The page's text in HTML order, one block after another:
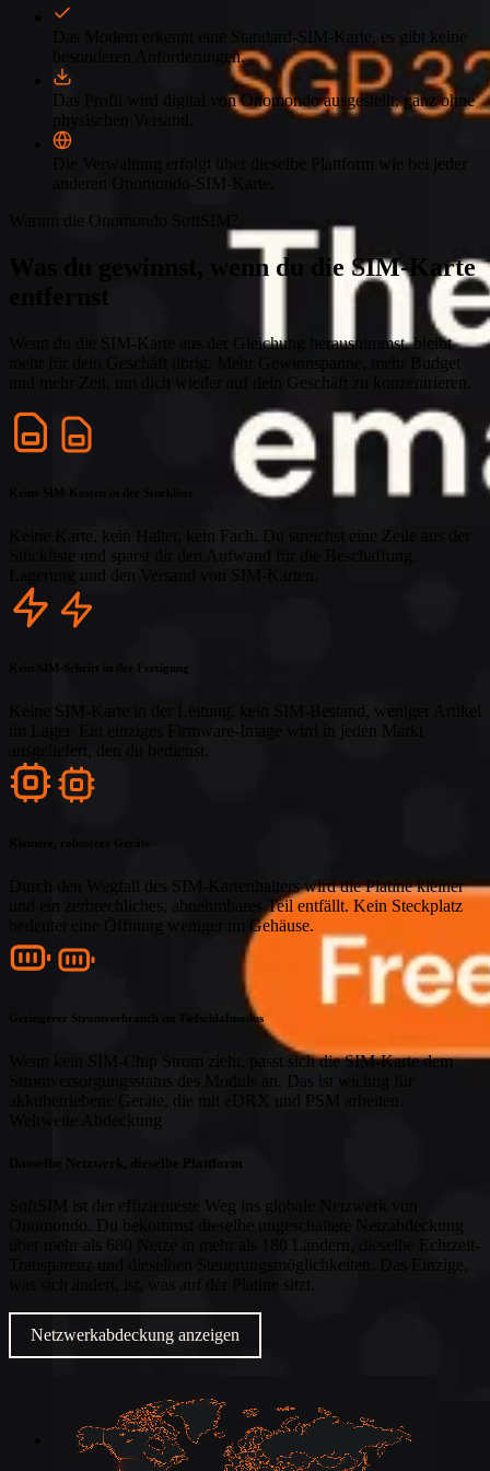
Branchen
Das Modem erkennt eine Standard-SIM-Karte, es gibt keine
besonderen Anforderungen.
Das Profil wird digital von Onomondo ausgestellt, ganz ohne
physischen Versand.
Die Verwaltung erfolgt über dieselbe Plattform wie bei jeder
anderen Onomondo-SIM-Karte.
Warum die Onomondo SoftSIM?
Was du gewinnst, wenn du die SIM-Karte
entfernst
Wenn du die SIM-Karte aus der Gleichung herausnimmst, bleibt
mehr für dein Geschäft übrig. Mehr Gewinnspanne, mehr Budget
und mehr Zeit, um dich wieder auf dein Geschäft zu konzentrieren.
Keine Karte, kein Halter, kein Fach. Du streichst eine Zeile aus der
Stückliste und sparst dir den Aufwand für die Beschaffung,
Lagerung und den Versand von SIM-Karten.
Kein SIM-Schritt in der Fertigung
Keine SIM-Karte in der Leitung, kein SIM-Bestand, weniger Artikel
im Lager. Ein einziges Firmware-Image wird in jeden Markt
ausgeliefert, den du bedienst.
Durch den Wegfall des SIM-Kartenhalters wird die Platine kleiner
und ein zerbrechliches, abnehmbares Teil entfällt. Kein Steckplatz
bedeutet eine Öffnung weniger im Gehäuse.
Geringerer Stromverbrauch im Tiefschlafmodus
Wenn kein SIM-Chip Strom zieht, passt sich die SIM-Karte dem
Stromversorgungsstatus des Moduls an. Das ist wichtig für
akkubetriebene Geräte, die mit eDRX und PSM arbeiten.
Weltweite Abdeckung
Dasselbe Netzwerk, dieselbe Plattform
SoftSIM ist der effizienteste Weg ins globale Netzwerk von
Onomondo. Du bekommst dieselbe ungeschaltete Netzabdeckung
über mehr als 680 Netze in mehr als 180 Ländern, dieselbe Echtzeit-
Transparenz und dieselben Steuerungsmöglichkeiten. Das Einzige,
was sich ändert, ist, was auf der Platine sitzt.
Netzwerkabdeckung anzeigen